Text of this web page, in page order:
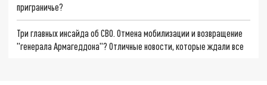
приграничье?
Три главных инсайда об СВО. Отмена мобилизации и возвращение
"генерала Армагеддона"? Отличные новости, которые ждали все